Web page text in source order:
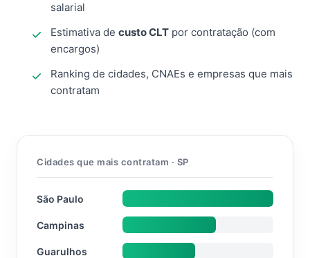
salarial
Estimativa de custo CLT por contratação (com
encargos)
Ranking de cidades, CNAEs e empresas que mais
contratam
Cidades que mais contratam · SP
São Paulo
Campinas
Guarulhos